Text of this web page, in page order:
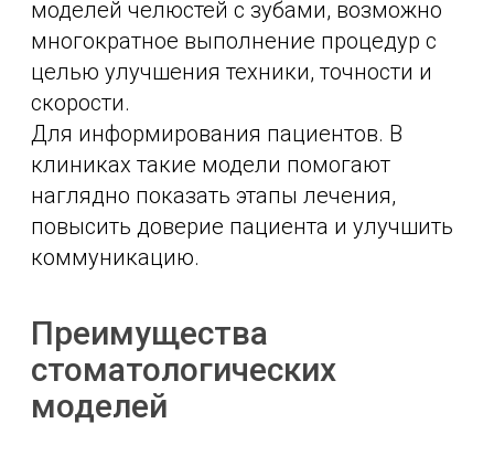
моделей челюстей с зубами, возможно
многократное выполнение процедур с
целью улучшения техники, точности и
скорости.
Для информирования пациентов. В
клиниках такие модели помогают
наглядно показать этапы лечения,
повысить доверие пациента и улучшить
коммуникацию.
Преимущества
стоматологических
моделей